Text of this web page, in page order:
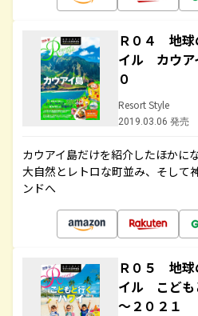
Ｒ０４ 地
イル カウア
０
Resort Style
2019.03.06 発売
カウアイ島だけを紹介したほかに
大自然とレトロな町並み、そして
ンドへ
Ｒ０５ 地
イル こども
～２０２１